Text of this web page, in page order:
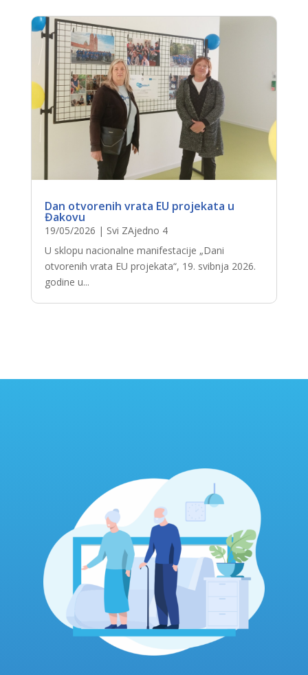
Dan otvorenih vrata EU projekata u
Đakovu
19/05/2026 | Svi ZAjedno 4
U sklopu nacionalne manifestacije „Dani
otvorenih vrata EU projekata“, 19. svibnja 2026.
godine u...